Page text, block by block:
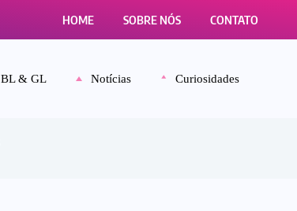
HOME SOBRE NÓS CONTATO
BL & GL Notícias Curiosidades